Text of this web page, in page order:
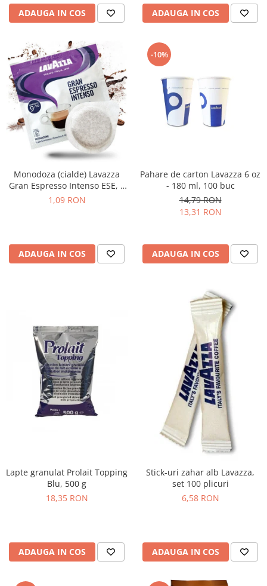
ADAUGA IN COS ADAUGA IN COS
Monodoza (cialde) Lavazza
Gran Espresso Intenso ESE, 1
buc
1,09 RON
ADAUGA IN COS
-10%
Pahare de carton Lavazza 6 oz
- 180 ml, 100 buc
14,79 RON
13,31 RON
ADAUGA IN COS
Lapte granulat Prolait Topping
Blu, 500 g
18,35 RON
ADAUGA IN COS
Stick-uri zahar alb Lavazza,
set 100 plicuri
6,58 RON
ADAUGA IN COS